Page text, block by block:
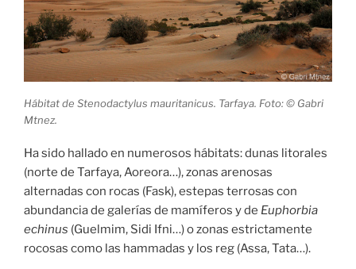
Hábitat de Stenodactylus mauritanicus. Tarfaya. Foto: © Gabri
Mtnez.
Ha sido hallado en numerosos hábitats: dunas litorales
(norte de Tarfaya, Aoreora…), zonas arenosas
alternadas con rocas (Fask), estepas terrosas con
abundancia de galerías de mamíferos y de Euphorbia
echinus (Guelmim, Sidi Ifni…) o zonas estrictamente
rocosas como las hammadas y los reg (Assa, Tata…).